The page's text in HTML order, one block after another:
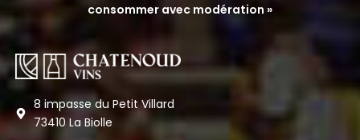
consommer avec modération »
8 impasse du Petit Villard
73410 La Biolle